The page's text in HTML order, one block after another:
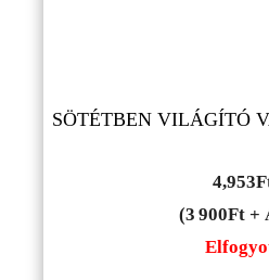
SÖTÉTBEN VILÁGÍTÓ
4,953
(3 900Ft +